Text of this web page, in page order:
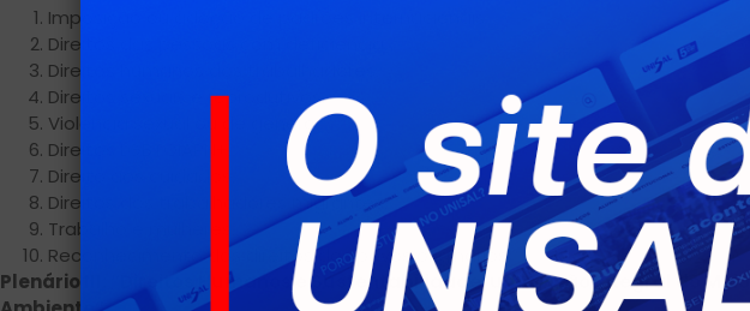
Imposição ou adoção de padrões internacionais.
Direitos das pessoas com deficiência.
Direitos humanos dos trabalhadores.
Direitos sexuais e reprodutivos.
Violência sexual ou de gênero.
Direitos LGBTQIAPN+.
Direito aos cuidados.
Direitos dos trabalhadores migrantes.
Trabalho e mulheres.
Reconhecimento dos direitos dos povos originários.
Plenário III: “Direitos Humanos e Sustentabilidade: uma visão integral do Meio